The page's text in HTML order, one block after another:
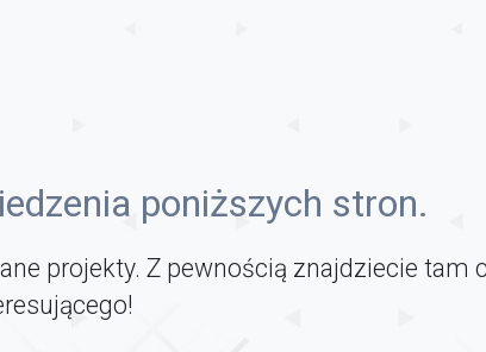
poniższych stron.
projekty. Z pewnością znajdziecie tam